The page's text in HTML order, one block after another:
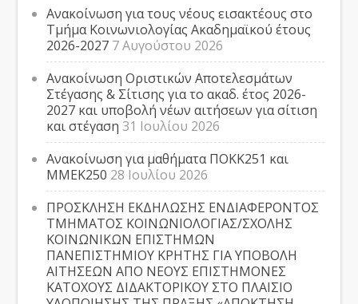
Ανακοίνωση για τους νέους εισακτέους στο
Τμήμα Κοινωνιολογίας Ακαδημαϊκού έτους
2026-2027 7 Αυγούστου 2026
Ανακοίνωση Οριστικών Αποτελεσμάτων
Στέγασης & Σίτισης για το ακαδ. έτος 2026-
2027 και υποβολή νέων αιτήσεων για σίτιση
και στέγαση 31 Ιουλίου 2026
Ανακοίνωση για μαθήματα ΠΟΚΚ251 και
ΜΜΕΚ250 28 Ιουλίου 2026
ΠΡΟΣΚΛΗΣΗ ΕΚΔΗΛΩΣΗΣ ΕΝΔΙΑΦΕΡΟΝΤΟΣ
ΤΜΗΜΑΤΟΣ ΚΟΙΝΩΝΙΟΛΟΓΙΑΣ/ΣΧΟΛΗΣ
ΚΟΙΝΩΝΙΚΩΝ ΕΠΙΣΤΗΜΩΝ
ΠΑΝΕΠΙΣΤΗΜΙΟΥ ΚΡΗΤΗΣ ΓΙΑ ΥΠΟΒΟΛΗ
ΑΙΤΗΣΕΩΝ ΑΠΟ ΝΕΟΥΣ ΕΠΙΣΤΗΜΟΝΕΣ
ΚΑΤΟΧΟΥΣ ΔΙΔΑΚΤΟΡΙΚΟΥ ΣΤΟ ΠΛΑΙΣΙΟ